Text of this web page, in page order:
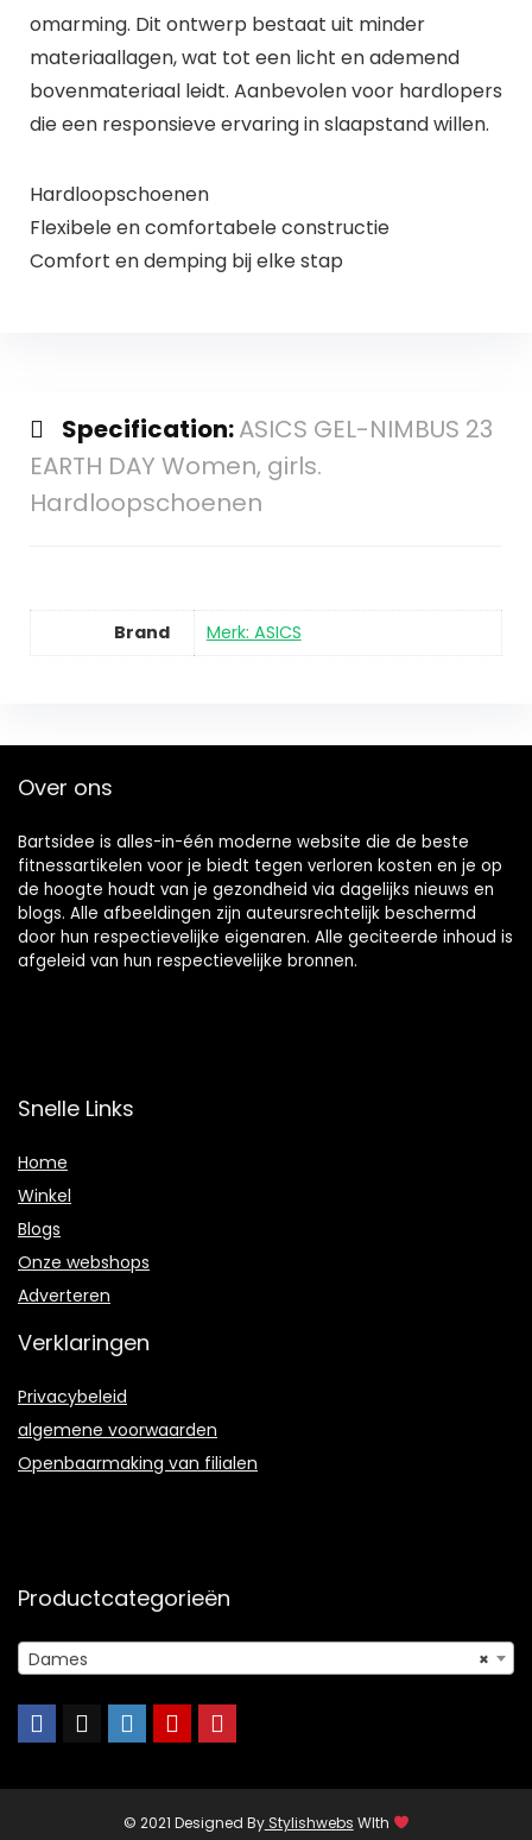
omarming. Dit ontwerp bestaat uit minder
materiaallagen, wat tot een licht en ademend
bovenmateriaal leidt. Aanbevolen voor hardlopers
die een responsieve ervaring in slaapstand willen.
Hardloopschoenen
Flexibele en comfortabele constructie
Comfort en demping bij elke stap
Specification:ASICS GEL-NIMBUS 23
EARTH DAY Women, girls.
Hardloopschoenen
Brand Merk: ASICS
Over ons
Bartsidee is alles-in-één moderne website die de beste
fitnessartikelen voor je biedt tegen verloren kosten en je op
de hoogte houdt van je gezondheid via dagelijks nieuws en
blogs. Alle afbeeldingen zijn auteursrechtelijk beschermd
door hun respectievelijke eigenaren. Alle geciteerde inhoud is
afgeleid van hun respectievelijke bronnen.
Snelle Links
Home
Winkel
Blogs
Onze webshops
Adverteren
Verklaringen
Privacybeleid
algemene voorwaarden
Openbaarmaking van filialen
Productcategorieën
×
Dames
© 2021 Designed ByStylishwebs WIth